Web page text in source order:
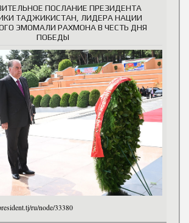
ПОСЛАНИЕ ПРЕЗИДЕНТА
ТАДЖИКИСТАН, ЛИДЕРА НАЦИИ
ЭМОМАЛИ РАХМОНА В ЧЕСТЬ ДНЯ
ПОБЕДЫ
ru/node/33380